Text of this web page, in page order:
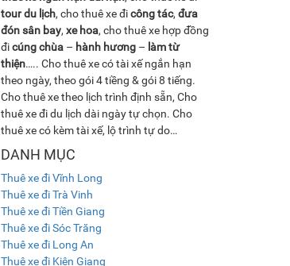
tour du lịch, cho thuê xe đicông tác, đưa
đón sân bay, xe hoa, cho thuê xe hợp đồng
đicúng chùa– hành hương– làm từ
thiện….. Cho thuê xe có tài xế ngắn hạn
theo ngày, theo gói 4 tiềng & gói 8 tiếng.
Cho thuê xe theo lịch trình định sẵn, Cho
thuê xe đi du lịch dài ngày tự chọn. Cho
thuê xe có kèm tài xế, lộ trình tự do…
DANH MỤC
Thuê xe đi Vĩnh Long
Thuê xe đi Trà Vinh
Thuê xe đi Tiền Giang
Thuê xe đi Sóc Trăng
Thuê xe đi Long An
Thuê xe đi Kiên Giang